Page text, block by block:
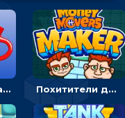
Гиперказуалка Летающая чашка кофе: двигаться и собирать кубики сахара Похитители денег: управляйте друзьями и соберите все мешки с долларами